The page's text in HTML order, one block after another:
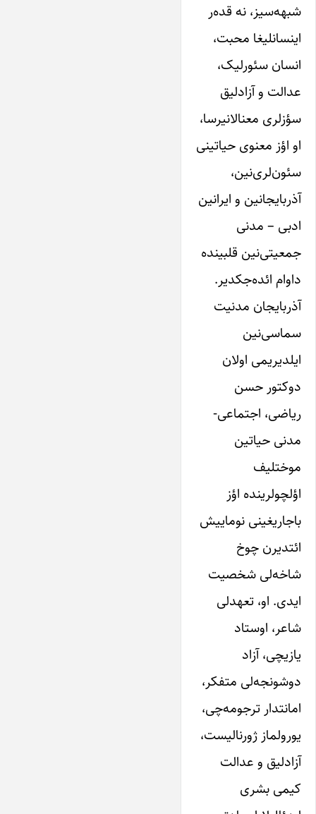
شبهه‌سیز، نه قده‌ر
اینسانلیغا محبت،
انسان سئورلیک،
عدالت و آزادلیق
سؤزلری معنالانیرسا،
او اؤز معنوی حیاتینی
سئون‌لری‌نین،
آذربایجانین و ایرانین
ادبی – مدنی
جمعیتی‌نین قلبینده
داوام ائده‌جکدیر.
آذربایجان مدنیت
سماسی‌نین
ایلدیریمی اولان
دوکتور حسن
ریاضی، اجتماعی-
مدنی حیاتین
موختلیف
اؤلچولرینده اؤز
باجاریغینی نوماییش
ائتدیرن چوخ
شاخه‌لی شخصیت
ایدی. او، تعهدلی
شاعر، اوستاد
یازیچی، آزاد
دوشونجه‌لی متفکر،
امانتدار ترجومه‌چی،
یورولماز ژورنالیست،
آزادلیق و عدالت
کیمی بشری